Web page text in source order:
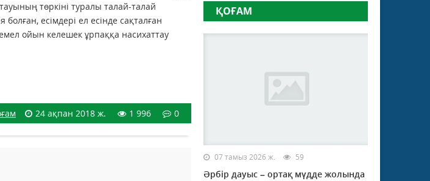
төркіні туралы талай-талай
есімдері ел есінде сақталған
ойын келешек ұрпаққа насихаттау
24 ақпан 2018 ж. 1 996 0
ҚОҒАМ
07 тамыз 2026 ж. 59
Әрбір дауыс – ортақ мүдде жолында